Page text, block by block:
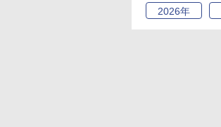
2026年